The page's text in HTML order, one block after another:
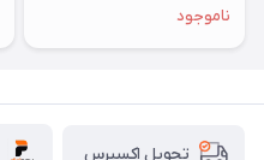
ناموجود
تحویل اکسپرس